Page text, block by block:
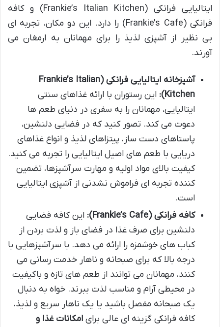
ایتالیایی فرانکی (Frankie’s Italian Kitchen) و کافه
فرانکی (Frankie’s Cafe) را دارد. این دو مکان، تجربه ای
بی نظیر از آشپزی لذیذ را برای مهمانان به ارمغان می
آورند.
آشپزخانه ایتالیایی فرانکی (Frankie’s Italian
Kitchen):
این رستوران با ارائه غذاهای سنتی
ایتالیایی، مهمانان را به سفری در دنیای طعم ها
دعوت می کند. تصور کنید که در فضایی دلنشین،
پاستاهای دست ساز، پیتزاهای لذیذ و انواع غذاهای
دریایی با طعم های اصیل ایتالیایی را تجربه می کنید.
کیفیت بالای مواد اولیه و مهارت سرآشپزها، تضمین
کننده تجربه ای فراموش نشدنی از آشپزی ایتالیایی
است.
کافه فرانکی (Frankie’s Cafe):
این کافه فضایی
دلنشین برای صرف غذا در فضای باز و لذت بردن از
کباب های خوشمزه را ارائه می دهد. با سرآشپزهایی با
درجه بالا که برای صبحانه و ناهار خدمت رسانی می
کنند، مهمانان می توانند از طعم های تازه و باکیفیت
در محیطی آرام و مناسب لذت ببرند. خواه به دنبال
یک صبحانه مفصل باشید یا یک ناهار سریع و لذیذ،
کافه فرانکی گزینه ای عالی برای امکانات غذا و